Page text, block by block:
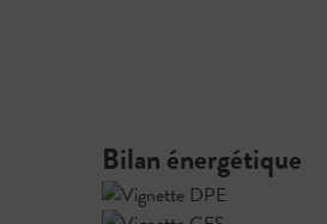
Bilan énergétique